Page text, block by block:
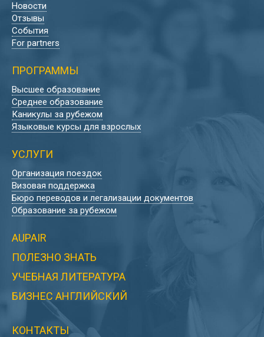
Новости
Отзывы
События
For partners
ПРОГРАММЫ
Высшее образование
Среднее образование
Каникулы за рубежом
Языковые курсы для взрослых
УСЛУГИ
Организация поездок
Визовая поддержка
Бюро переводов и легализации документов
Образование за рубежом
AUPAIR
ПОЛЕЗНО ЗНАТЬ
УЧЕБНАЯ ЛИТЕРАТУРА
БИЗНЕС АНГЛИЙСКИЙ
КОНТАКТЫ